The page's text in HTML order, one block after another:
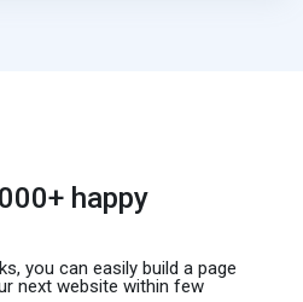
happy
you can easily builda page
next websitewithin few